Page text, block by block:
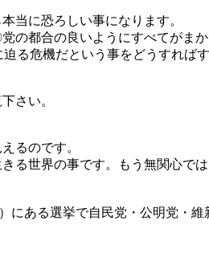
当に恐ろしい事になります。
の都合の良いようにすべてがま
る危機だという事をどうすれば
さい。
るのです。
る世界の事です。もう無関心では
にある選挙で自民党・公明党・維